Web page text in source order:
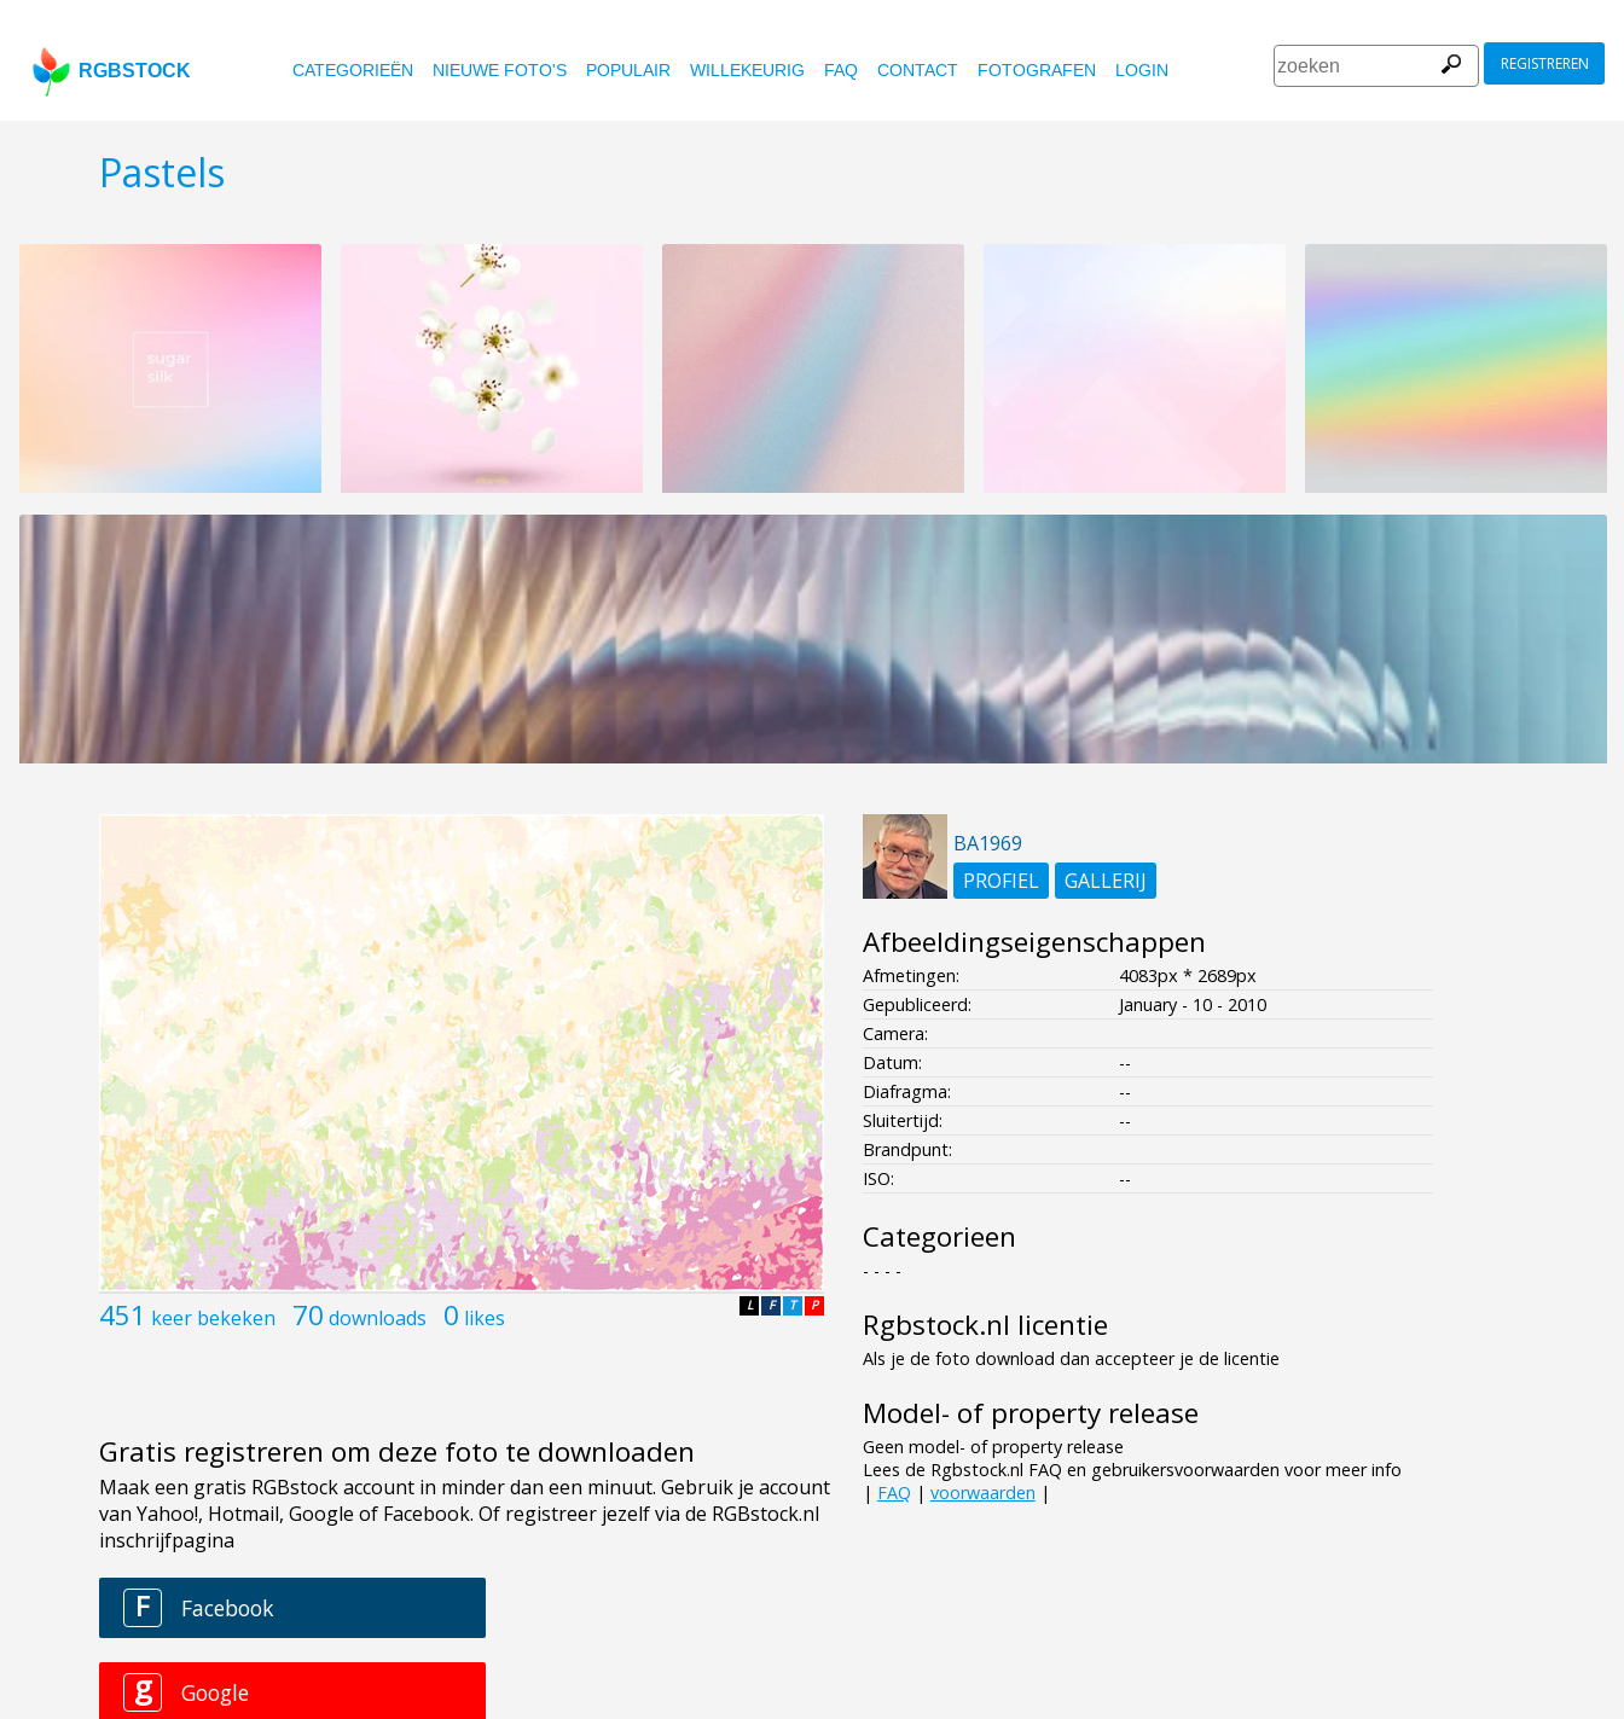
RGBSTOCK CATEGORIEËN NIEUWE FOTO'S POPULAIR WILLEKEURIG FAQ CONTACT FOTOGRAFEN LOGIN REGISTREREN
Pastels
451 keer bekeken 70 downloads 0 likes P
T
F
L
Gratis registreren om deze foto te downloaden
BA1969
PROFIEL
GALLERIJ
Afbeeldingseigenschappen
Afmetingen:
4083px * 2689px
Gepubliceerd:
January - 10 - 2010
Camera:
Datum:
--
Diafragma:
--
Sluitertijd:
--
Brandpunt:
ISO:
--
Categorieen
- - - -
Rgbstock.nl licentie
Als je de foto download dan accepteer je de licentie
Model- of property release
Geen model- of property release
Lees de Rgbstock.nl FAQ en gebruikersvoorwaarden voor meer info
| FAQ | voorwaarden |